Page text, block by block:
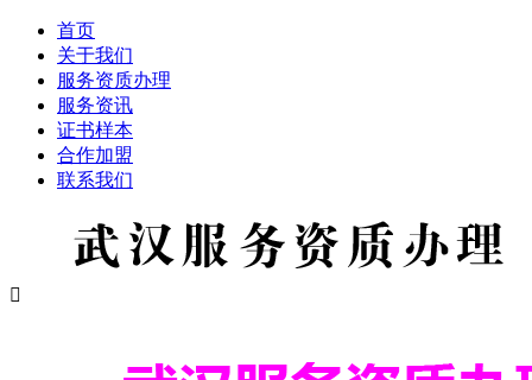
首页
关于我们
服务资质办理
服务资讯
证书样本
合作加盟
联系我们
